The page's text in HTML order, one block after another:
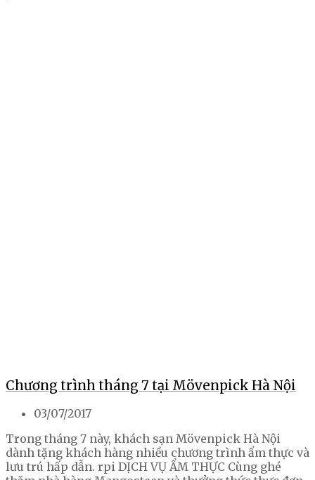
Chương trình tháng 7 tại Mövenpick Hà Nội
03/07/2017
Trong tháng 7 này, khách sạn Mövenpick Hà Nội
dành tặng khách hàng nhiều chương trình ẩm thực và
lưu trú hấp dẫn. rpi DỊCH VỤ ẨM THỰC Cùng ghé